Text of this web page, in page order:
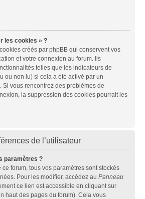
les cookies » ?
créés par phpBB qui conservent vos
et votre connexion au forum. Ils
telles que les indicateurs de
ou non lu) si cela a été activé par un
Si vous rencontrez des problèmes de
la suppression des cookies pourrait les
de l’utilisateur
paramètres ?
forum, tous vos paramètres sont stockés
Pour les modifier, accédez au Panneau
ce lien est accessible en cliquant sur
haut des pages du forum). Cela vous